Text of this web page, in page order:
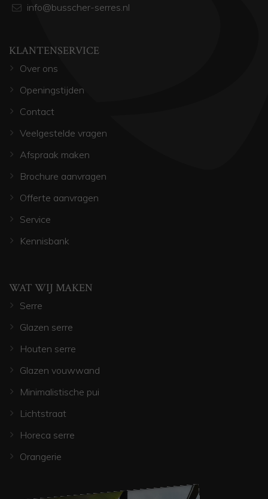
info@busscher-serres.nl
KLANTENSERVICE
Over ons
Openingstijden
Contact
Veelgestelde vragen
Afspraak maken
Brochure aanvragen
Offerte aanvragen
Service
Kennisbank
WAT WIJ MAKEN
Serre
Glazen serre
Houten serre
Glazen vouwwand
Minimalistische pui
Lichtstraat
Horeca serre
Orangerie